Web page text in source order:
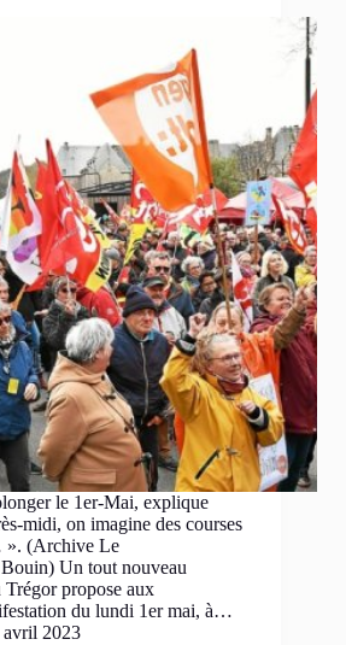
le 1er-Mai, explique
midi, on imagine des courses
». (Archive Le
Un tout nouveau
propose aux
du lundi 1er mai, à…
avril 2023